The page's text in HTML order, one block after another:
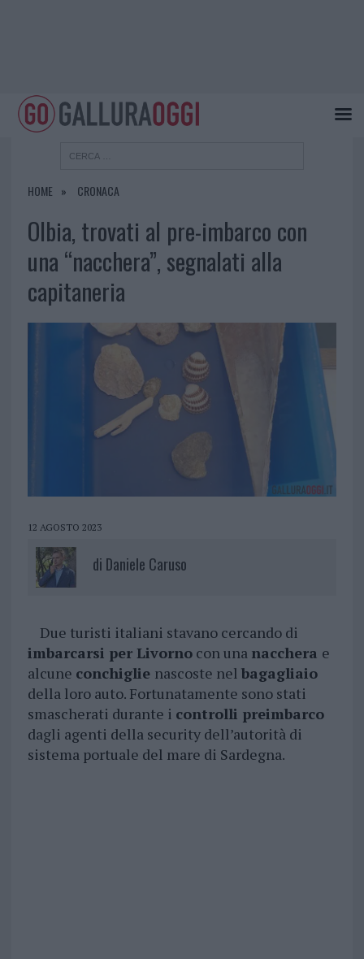
HOME CRONACA
Olbia, trovati al pre-imbarco con
una “nacchera”, segnalati alla
capitaneria
12 AGOSTO 2023
di Daniele Caruso
Due turisti italiani stavano cercando di
imbarcarsi per Livornocon una nacchera e
alcune conchiglie nascoste nel bagagliaio
della loro auto. Fortunatamente sono stati
smascherati durante i controlli preimbarco
dagli agenti della security dell’autorità di
sistema portuale del mare di Sardegna.